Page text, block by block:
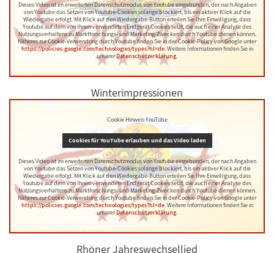
Dieses Video ist im erweiterten Datenschutzmodus von Youtube eingebunden, der nach Angaben
von Youtube das Setzen von Youtube-Cookies solange blockiert, bis ein aktiver Klick auf die
Wiedergabe erfolgt. Mit Klick auf den Wiedergabe-Button erteilen Sie Ihre Einwilligung, dass
Youtube auf dem von Ihnen verwendeten Endgerät Cookies setzt, die auch einer Analyse des
Nutzungsverhaltens zu Marktforschungs- und Marketing-Zwecken durch Youtube dienen können.
Näheres zur Cookie-Verwendung durch Youtube finden Sie in der Cookie-Policy von Google unter
https://policies.google.com/technologies/types?hl=de. Weitere Informationen finden Sie in
unsererDatenschutzerklärung.
Winterimpressionen
Cookie Hinweis YouTube
Cookies für YouTube erlauben und das Video laden
Dieses Video ist im erweiterten Datenschutzmodus von Youtube eingebunden, der nach Angaben
von Youtube das Setzen von Youtube-Cookies solange blockiert, bis ein aktiver Klick auf die
Wiedergabe erfolgt. Mit Klick auf den Wiedergabe-Button erteilen Sie Ihre Einwilligung, dass
Youtube auf dem von Ihnen verwendeten Endgerät Cookies setzt, die auch einer Analyse des
Nutzungsverhaltens zu Marktforschungs- und Marketing-Zwecken durch Youtube dienen können.
Näheres zur Cookie-Verwendung durch Youtube finden Sie in der Cookie-Policy von Google unter
https://policies.google.com/technologies/types?hl=de. Weitere Informationen finden Sie in
unsererDatenschutzerklärung.
Rhöner Jahreswechsellied